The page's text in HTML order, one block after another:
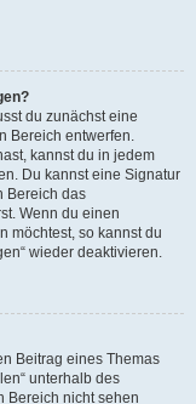
du zunächst eine
Bereich entwerfen.
kannst du in jedem
Du kannst eine Signatur
Bereich das
Wenn du einen
möchtest, so kannst du
wieder deaktivieren.
Beitrag eines Themas
unterhalb des
Bereich nicht sehen